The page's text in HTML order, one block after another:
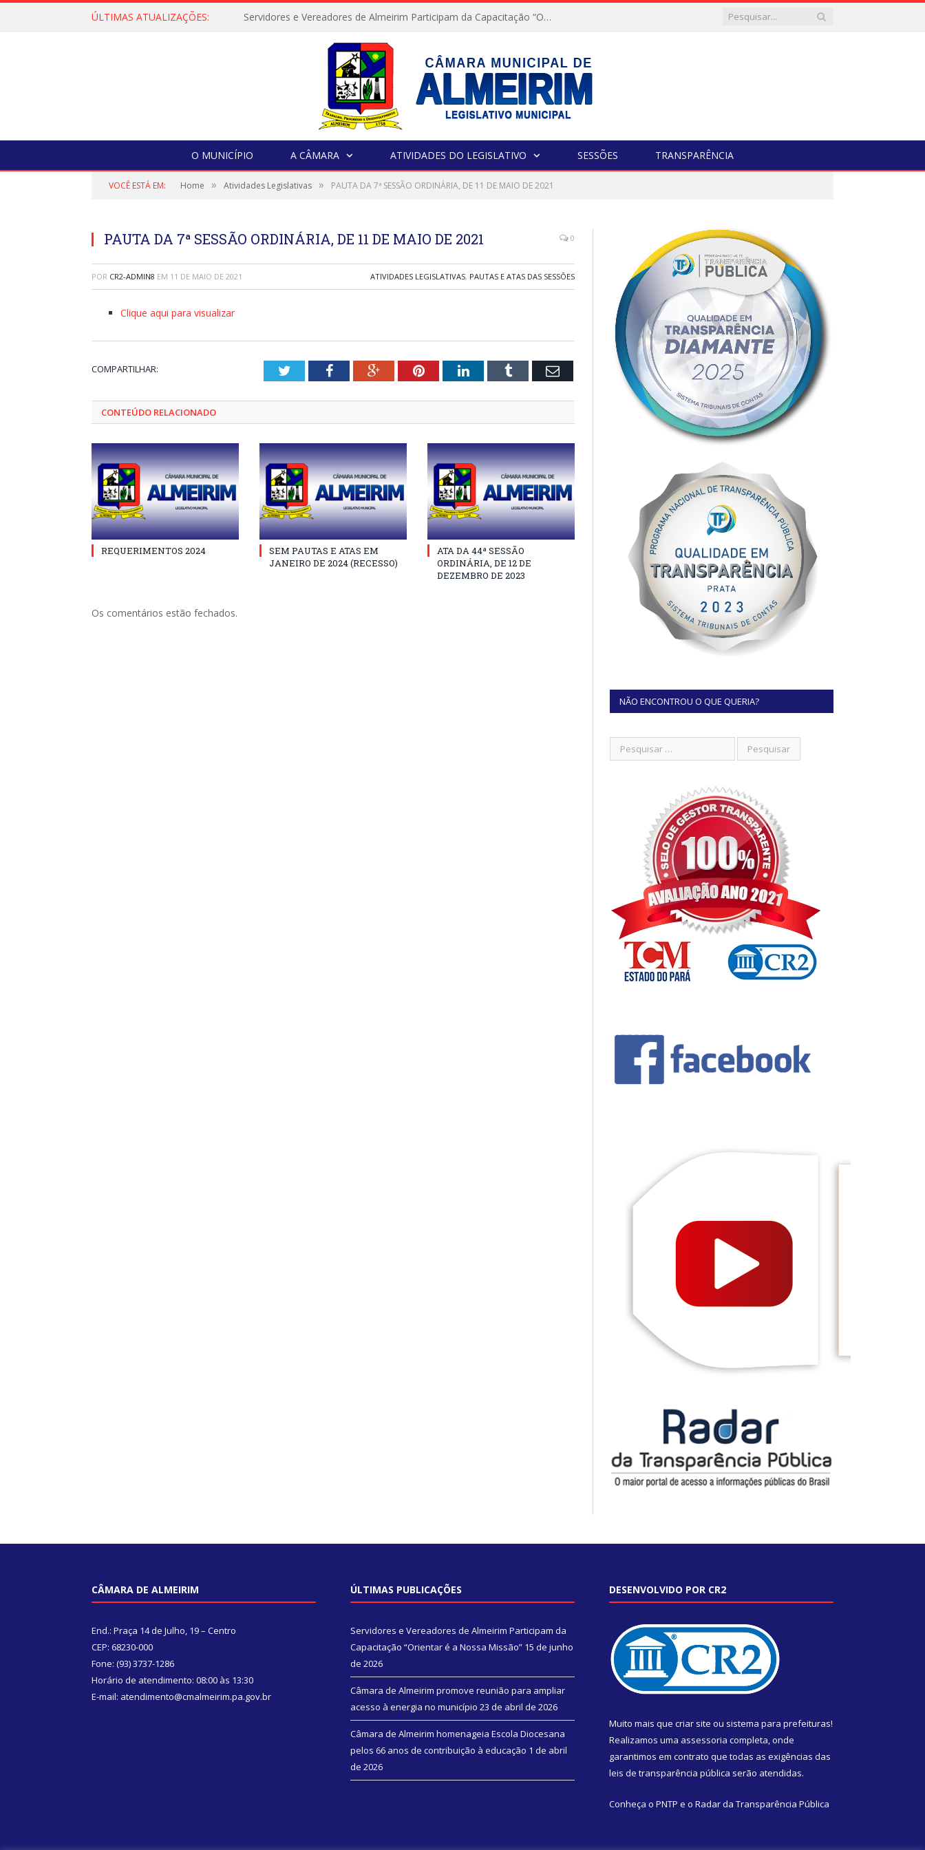
ÚLTIMAS ATUALIZAÇÕES: Servidores e Vereadores de Almeirim Participam da Capacitação “Orientar é a Nossa Missão”
O MUNICÍPIO A CÂMARA ATIVIDADES DO LEGISLATIVO SESSÕES TRANSPARÊNCIA
VOCÊ ESTÁ EM: Home » Atividades Legislativas » PAUTA DA 7ª SESSÃO ORDINÁRIA, DE 11 DE MAIO DE 2021
PAUTA DA 7ª SESSÃO ORDINÁRIA, DE 11 DE MAIO DE 2021 0
POR CR2-ADMIN8 EM 11 DE MAIO DE 2021 ATIVIDADES LEGISLATIVAS, PAUTAS E ATAS DAS SESSÕES
Clique aqui para visualizar
COMPARTILHAR: TwitterFacebookGoogle+PinterestLinkedInTumblr Email
CONTEÚDO RELACIONADO
REQUERIMENTOS 2024
SEM PAUTAS E ATAS EM
JANEIRO DE 2024 (RECESSO)
ATA DA 44ª SESSÃO
ORDINÁRIA, DE 12 DE
DEZEMBRO DE 2023
Os comentários estão fechados.
NÃO ENCONTROU O QUE QUERIA?
CÂMARA DE ALMEIRIM
End.: Praça 14 de Julho, 19 – Centro
CEP: 68230-000
Fone: (93) 3737-1286
Horário de atendimento: 08:00 às 13:30
E-mail: atendimento@cmalmeirim.pa.gov.br
ÚLTIMAS PUBLICAÇÕES
Servidores e Vereadores de Almeirim Participam da
Capacitação “Orientar é a Nossa Missão” 15 de junho
de 2026
Câmara de Almeirim promove reunião para ampliar
acesso à energia no município 23 de abril de 2026
Câmara de Almeirim homenageia Escola Diocesana
pelos 66 anos de contribuição à educação 1 de abril
de 2026
DESENVOLVIDO POR CR2
Muito mais que criar site ou sistema para prefeituras!
Realizamos uma assessoria completa, onde
garantimos em contrato que todas as exigências das
leis de transparência pública serão atendidas.
Conheça o PNTP e o Radar da Transparência Pública